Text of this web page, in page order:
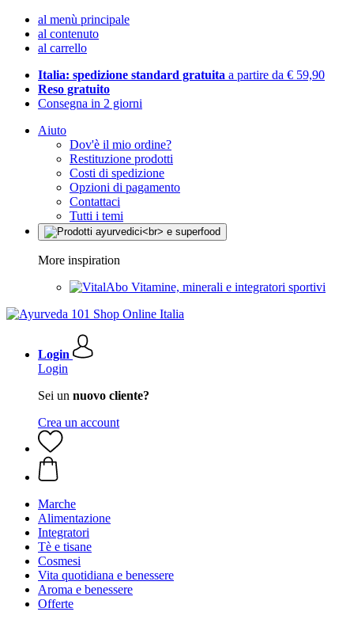
al menù principale
al contenuto
al carrello
Italia: spedizione standard gratuita a partire da € 59,90
Reso gratuito
Consegna in 2 giorni
Aiuto
Dov'è il mio ordine?
Restituzione prodotti
Costi di spedizione
Opzioni di pagamento
Contattaci
Tutti i temi
More inspiration
Vitamine, minerali e integratori sportivi
Login
Login
Sei un nuovo cliente?
Crea un account
Marche
Alimentazione
Integratori
Tè e tisane
Cosmesi
Vita quotidiana e benessere
Aroma e benessere
Offerte